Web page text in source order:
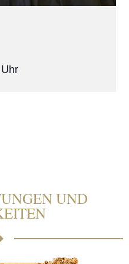
UND